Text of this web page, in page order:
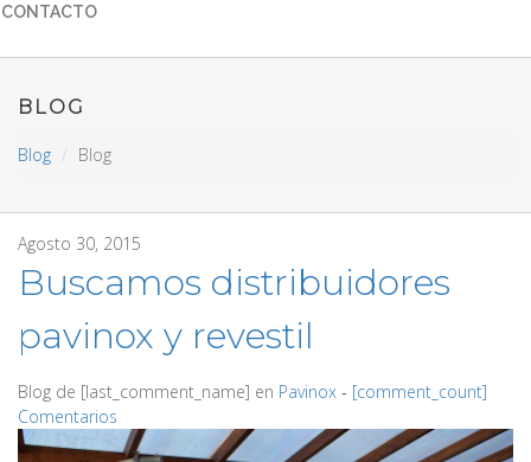
CONTACTO
BLOG
Blog Blog
Agosto 30, 2015
Buscamos distribuidores
pavinox y revestil
Blog de [last_comment_name] en Pavinox ‐ [comment_count]
Comentarios